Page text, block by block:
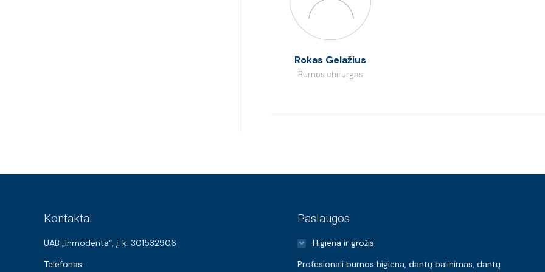
Rokas Gelažius
Burnos chirurgas
Kontaktai
UAB „Inmodenta“, į. k. 301532906
Telefonas:
Paslaugos
Higiena ir grožis
Profesionali burnos higiena, dantų balinimas, dantų